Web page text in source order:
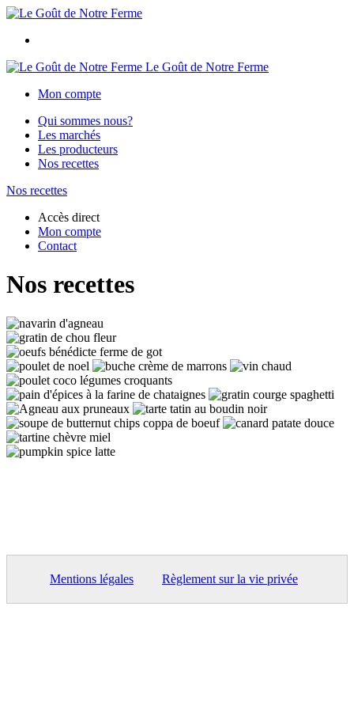
Le Goût de Notre Ferme
Mon compte
Qui sommes nous?
Les marchés
Les producteurs
Nos recettes
Nos recettes
Accès direct
Mon compte
Contact
Nos recettes
Mentions légales Règlement sur la vie privée